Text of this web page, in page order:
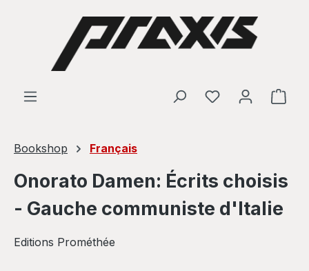
Skip to main content
Bookshop Français
Onorato Damen: Écrits choisis
- Gauche communiste d'Italie
Editions Prométhée